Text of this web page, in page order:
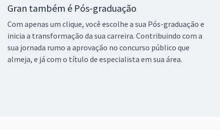
Gran também é Pós-graduação
Com apenas um clique, você escolhe a sua Pós-graduação e
inicia a transformação da sua carreira. Contribuindo com a
sua jornada rumo a aprovação no concurso público que
almeja, e já com o título de especialista em sua área.